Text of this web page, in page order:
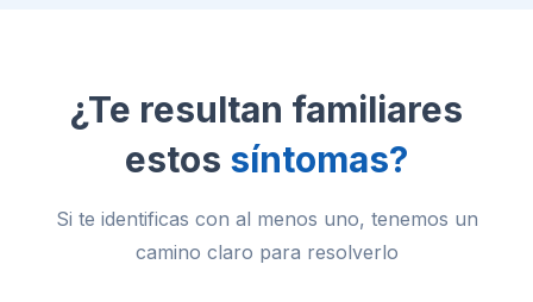
¿Te resultan familiares
estos síntomas?
Si te identificas con al menos uno, tenemos un
camino claro para resolverlo